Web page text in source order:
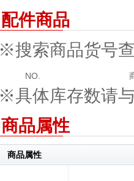
配件商品
※搜索商品货号
NO.
※具体库存数请
商品属性
商品属性